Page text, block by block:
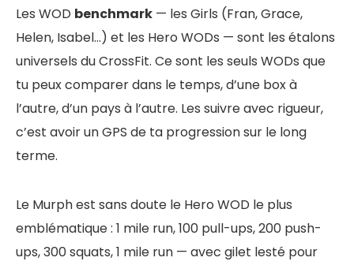
Les WOD benchmark — les Girls (Fran, Grace,
Helen, Isabel…) et les Hero WODs — sont les étalons
universels du CrossFit. Ce sont les seuls WODs que
tu peux comparer dans le temps, d’une box à
l’autre, d’un pays à l’autre. Les suivre avec rigueur,
c’est avoir un GPS de ta progression sur le long
terme.
Le Murph est sans doute le Hero WOD le plus
emblématique : 1 mile run, 100 pull-ups, 200 push-
ups, 300 squats, 1 mile run — avec gilet lesté pour